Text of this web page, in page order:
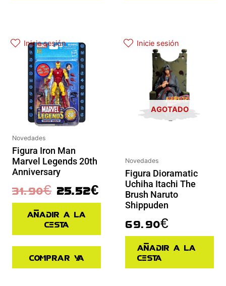
Inicie sesión
Novedades
Figura Iron Man
Marvel Legends 20th
Anniversary
31.90€ 25.52€
Añadir a la
cesta
Comprar ya
Inicie sesión
AGOTADO
Novedades
Figura Dioramatic
Uchiha Itachi The
Brush Naruto
Shippuden
69.90€
Añadir a la
cesta